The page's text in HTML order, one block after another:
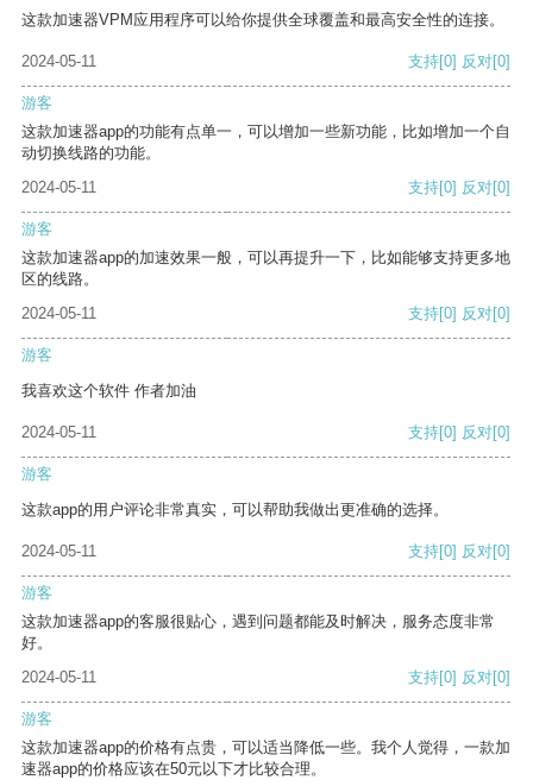
这款加速器VPM应用程序可以给你提供全球覆盖和最高安全性的连接。
2024-05-11 支持[0] 反对[0]
游客
这款加速器app的功能有点单一，可以增加一些新功能，比如增加一个自
动切换线路的功能。
2024-05-11
支持[0] 反对[0]
游客
这款加速器app的加速效果一般，可以再提升一下，比如能够支持更多地
区的线路。
2024-05-11
支持[0] 反对[0]
游客
我喜欢这个软件 作者加油
2024-05-11 支持[0] 反对[0]
游客
这款app的用户评论非常真实，可以帮助我做出更准确的选择。
2024-05-11 支持[0] 反对[0]
游客
这款加速器app的客服很贴心，遇到问题都能及时解决，服务态度非常
好。
2024-05-11
支持[0] 反对[0]
游客
这款加速器app的价格有点贵，可以适当降低一些。我个人觉得，一款加
速器app的价格应该在50元以下才比较合理。